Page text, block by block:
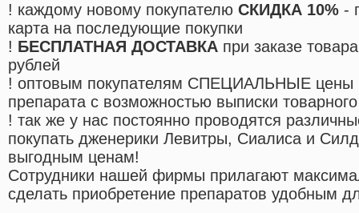
! каждому новому покупателю СКИДКА 10% -
карта на последующие покупки
! БЕСПЛАТНАЯ ДОСТАВКА при заказе
рублей
! оптовым покупателям СПЕЦИАЛЬНЫЕ цены
препарата с возможностью выписки
! так же у нас постоянно проводятся
покупать дженерики Левитры, Сиалиса и
выгодным ценам!
Cотрудники нашей фирмы прилагают
сделать приобретение препаратов удобным